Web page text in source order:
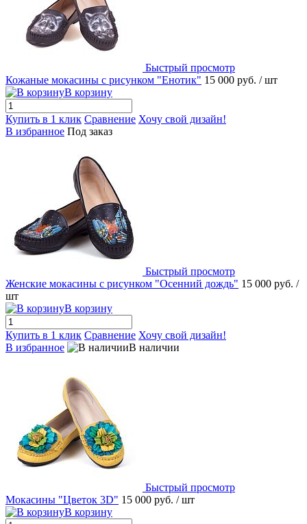
Быстрый просмотр
Кожаные мокасины с рисунком "Енотик" 15 000 руб. / шт
В корзину
Купить в 1 клик Сравнение Хочу свой дизайн!
В избранное Под заказ
Быстрый просмотр
Женские мокасины с рисунком "Осенний дождь" 15 000 руб. /
шт
В корзину
Купить в 1 клик Сравнение Хочу свой дизайн!
В избранное
В наличии
Быстрый просмотр
Мокасины "Цветок 3D" 15 000 руб. / шт
В корзину